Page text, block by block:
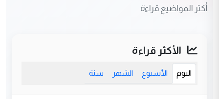
أكثر المواضيع قراءة
الأكثر قراءة
اليوم الأسبوع الشهر سنة